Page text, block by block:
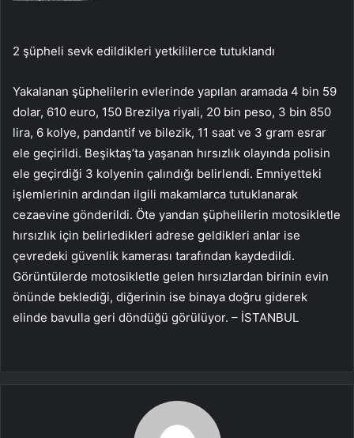
2 şüpheli sevk edildikleri yetkililerce tutuklandı
Yakalanan şüphelilerin evlerinde yapılan aramada 4 bin 59
dolar, 610 euro, 150 Brezilya riyali, 20 bin peso, 3 bin 850
lira, 6 kolye, pandantif ve bilezik, 11 saat ve 3 gram esrar
ele geçirildi. Beşiktaş’ta yaşanan hırsızlık olayında polisin
ele geçirdiği 3 kolyenin çalındığı belirlendi. Emniyetteki
işlemlerinin ardından ilgili makamlarca tutuklanarak
cezaevine gönderildi. Öte yandan şüphelilerin motosikletle
hırsızlık için belirledikleri adrese geldikleri anlar ise
çevredeki güvenlik kamerası tarafından kaydedildi.
Görüntülerde motosikletle gelen hırsızlardan birinin evin
önünde beklediği, diğerinin ise binaya doğru giderek
elinde bavulla geri döndüğü görülüyor. – İSTANBUL